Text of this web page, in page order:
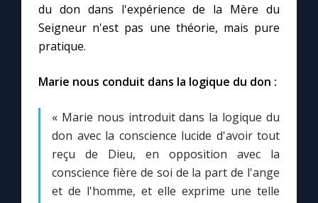
du don dans l'expérience de la Mère du
Seigneur n'est pas une théorie, mais pure
pratique.
Marie nous conduit dans la logique du don :
« Marie nous introduit dans la logique du
don avec la conscience lucide d'avoir tout
reçu de Dieu, en opposition avec la
conscience fière de soi de la part de l'ange
et de l'homme, et elle exprime une telle